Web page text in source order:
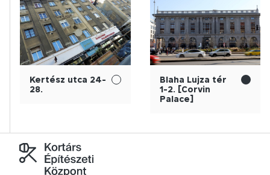
Kertész utca 24-
28.
Blaha Lujza tér
1-2. [Corvin
Palace]